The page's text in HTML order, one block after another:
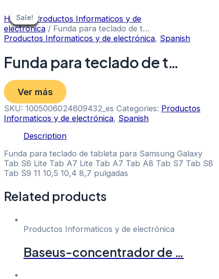
to
content
Sale!
Home/ Productos Informaticos y de
electrónica / Funda para teclado de t…
Productos Informaticos y de electrónica, Spanish
Funda para teclado de t…
Ver más
SKU: 1005006024609432_es Categories: Productos
Informaticos y de electrónica, Spanish
Description
Funda para teclado de tableta para Samsung Galaxy
Tab S6 Lite Tab A7 Lite Tab A7 Tab A8 Tab S7 Tab S8
Tab S9 11 10,5 10,4 8,7 pulgadas
Related products
Sale!
Sale!
Productos Informaticos y de electrónica
Baseus-concentrador de …
Sale!
Sale!
Sale!
Sale!
Sale!
Sale!